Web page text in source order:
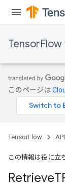
TensorFlow
このページは
TensorFlow API
この情報は役に立
Retrieve